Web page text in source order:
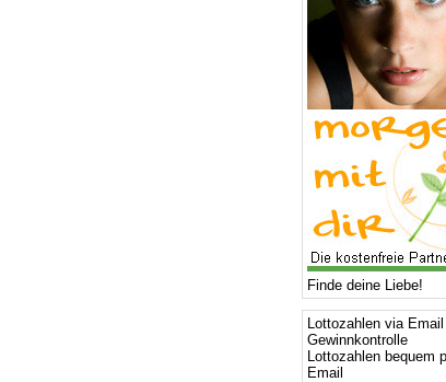
Finde deine Liebe!
Lottozahlen via
Gewinnkontrolle
Lottozahlen bequem
Email